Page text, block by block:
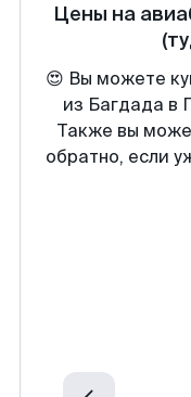
Цены на
😍 Вы можете
из Багдада в
Также вы
обратно, если